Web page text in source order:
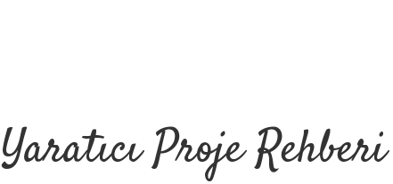
Yaratıcı Proje Rehberi